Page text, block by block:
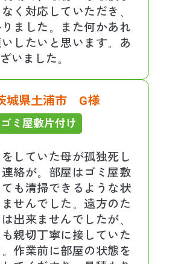
く対応していただき、
ました。また何かあれ
したいと思います。あ
いました。
城県土浦市 G様
ゴミ屋敷片付け
していた母が孤独死し
絡が。部屋はゴミ屋敷
も清掃できるような状
せんでした。遠方のた
出来ませんでしたが、
親切丁寧に接していた
作業前に部屋の状態を